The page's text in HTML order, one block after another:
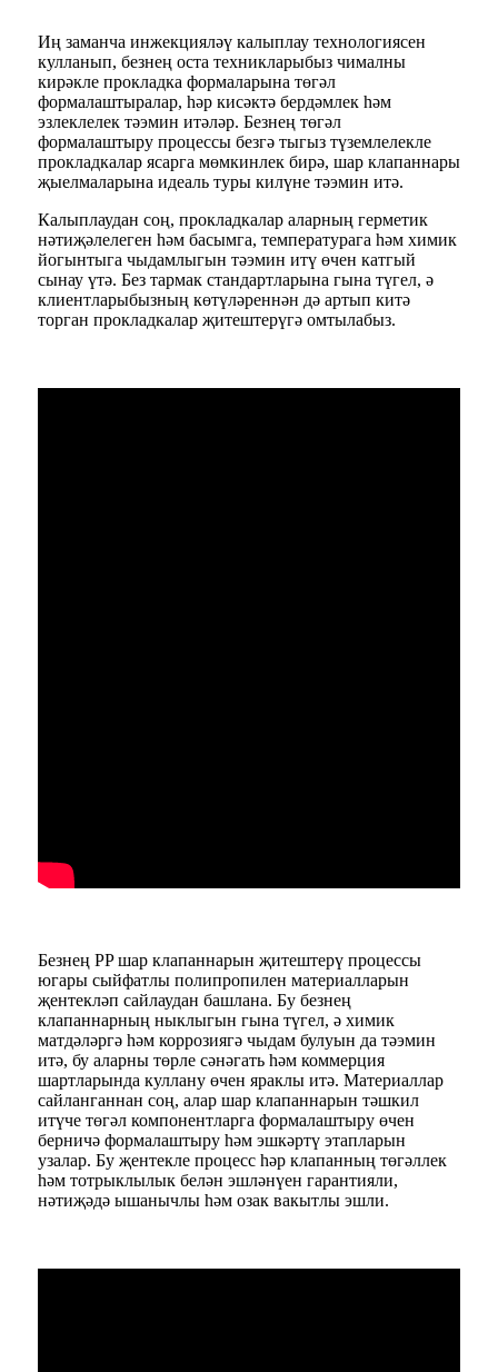
Иң заманча инжекцияләү калыплау технологиясен
кулланып, безнең оста техникларыбыз чималны
кирәкле прокладка формаларына төгәл
формалаштыралар, һәр кисәктә бердәмлек һәм
эзлеклелек тәэмин итәләр. Безнең төгәл
формалаштыру процессы безгә тыгыз түземлелекле
прокладкалар ясарга мөмкинлек бирә, шар клапаннары
җыелмаларына идеаль туры килүне тәэмин итә.
Калыплаудан соң, прокладкалар аларның герметик
нәтиҗәлелеген һәм басымга, температурага һәм химик
йогынтыга чыдамлыгын тәэмин итү өчен катгый
сынау үтә. Без тармак стандартларына гына түгел, ә
клиентларыбызның көтүләреннән дә артып китә
торган прокладкалар җитештерүгә омтылабыз.
Безнең PP шар клапаннарын җитештерү процессы
югары сыйфатлы полипропилен материалларын
җентекләп сайлаудан башлана. Бу безнең
клапаннарның ныклыгын гына түгел, ә химик
матдәләргә һәм коррозиягә чыдам булуын да тәэмин
итә, бу аларны төрле сәнәгать һәм коммерция
шартларында куллану өчен яраклы итә. Материаллар
сайланганнан соң, алар шар клапаннарын тәшкил
итүче төгәл компонентларга формалаштыру өчен
берничә формалаштыру һәм эшкәртү этапларын
узалар. Бу җентекле процесс һәр клапанның төгәллек
һәм тотрыклылык белән эшләнүен гарантияли,
нәтиҗәдә ышанычлы һәм озак вакытлы эшли.